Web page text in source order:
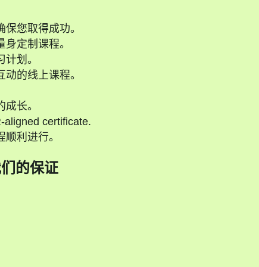
您取得成功。
定制课程。
划。
的线上课程。
长。
aligned certificate.
利进行。
的保证